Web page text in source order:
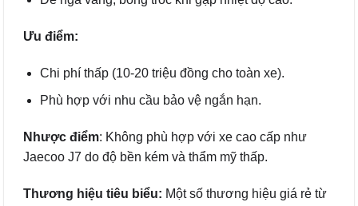
Ưu điểm:
Chi phí thấp (10-20 triệu đồng cho toàn xe).
Phù hợp với nhu cầu bảo vệ ngắn hạn.
Nhược điểm: Không phù hợp với xe cao cấp như
Jaecoo J7 do độ bền kém và thẩm mỹ thấp.
Thương hiệu tiêu biểu: Một số thương hiệu giá rẻ từ